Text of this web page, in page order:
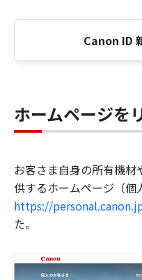
Canon ID
ホームページを
お客さま自身の所有機
供するホームページ（個
https://
た。